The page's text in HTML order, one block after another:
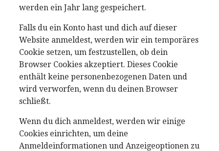
werden ein Jahr lang gespeichert.
Falls du ein Konto hast und dich auf dieser
Website anmeldest, werden wir ein temporäres
Cookie setzen, um festzustellen, ob dein
Browser Cookies akzeptiert. Dieses Cookie
enthält keine personenbezogenen Daten und
wird verworfen, wenn du deinen Browser
schließt.
Wenn du dich anmeldest, werden wir einige
Cookies einrichten, um deine
Anmeldeinformationen und Anzeigeoptionen zu